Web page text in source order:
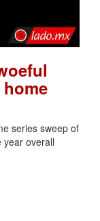
series sweep of
year overall